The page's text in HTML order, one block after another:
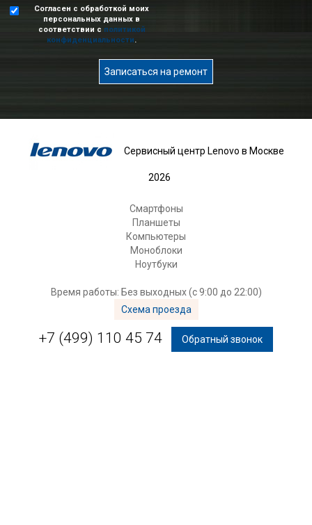
Согласен с обработкой моих
персональных данных в
соответствии с политикой
конфиденциальности.
Записаться на ремонт
Сервисный центр Lenovo в Москве
2026
Смартфоны
Планшеты
Компьютеры
Моноблоки
Ноутбуки
Время работы: Без выходных (с 9:00 до 22:00)
Схема проезда
+7 (499) 110 45 74 Обратный звонок